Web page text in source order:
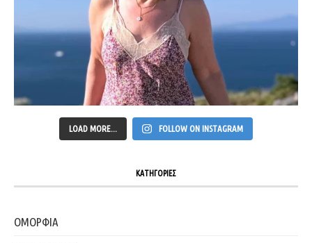
LOAD MORE... FOLLOW ON INSTAGRAM
ΚΑΤΗΓΟΡΙΕΣ
ΟΜΟΡΦΙΑ